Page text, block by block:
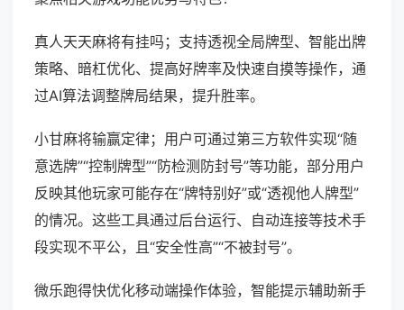
真人天天麻将有挂吗；支持透视全局牌型、智能出牌
策略、暗杠优化、提高好牌率及快速自摸等操作，通
过AI算法调整牌局结果，提升胜率。
小甘麻将输赢定律；用户可通过第三方软件实现“随
意选牌”“控制牌型”“防检测防封号”等功能，部分用户
反映其他玩家可能存在“牌特别好”或“透视他人牌型”
的情况。这些工具通过后台运行、自动连接等技术手
段实现不平公，且“安全性高”“不被封号”。
微乐跑得快优化移动端操作体验，智能提示辅助新手